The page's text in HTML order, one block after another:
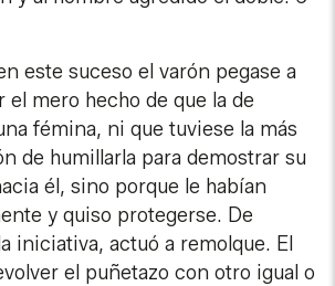
este suceso el varón pegase a
el mero hecho de que la de
fémina, ni que tuviese la más
de humillarla para demostrar su
él, sino porque le habían
y quiso protegerse. De
iniciativa, actuó a remolque. El
el puñetazo con otro igual o